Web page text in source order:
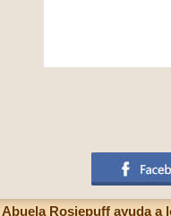
Rosiepuff ayuda